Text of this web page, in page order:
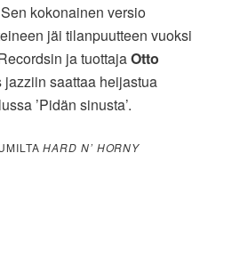
kokonainen versio
jäi tilanpuutteen vuoksi
ja tuottajaOtto
jazziin saattaa heijastua
’Pidän sinusta’.
HARD N’ HORNY